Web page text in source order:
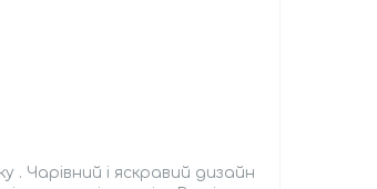
. Чарівний і яскравий дизайн